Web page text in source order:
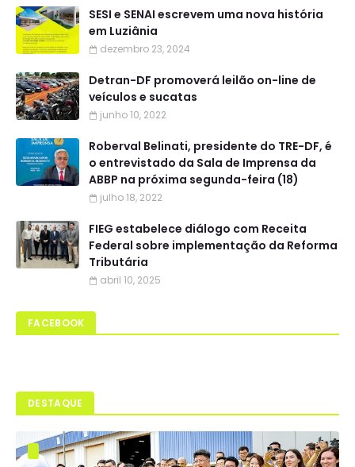
SESI e SENAI escrevem uma nova história
em Luziânia
dezembro 23, 2024
Detran-DF promoverá leilão on-line de
veículos e sucatas
junho 10, 2022
Roberval Belinati, presidente do TRE-DF, é
o entrevistado da Sala de Imprensa da
ABBP na próxima segunda-feira (18)
julho 18, 2022
FIEG estabelece diálogo com Receita
Federal sobre implementação da Reforma
Tributária
abril 10, 2025
FACEBOOK
DESTAQUE